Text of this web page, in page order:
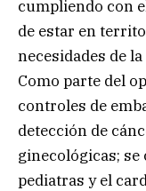
cumpliendo con
de estar en
necesidades de
Como parte del
controles de
detección de
ginecológicas;
pediatras y el